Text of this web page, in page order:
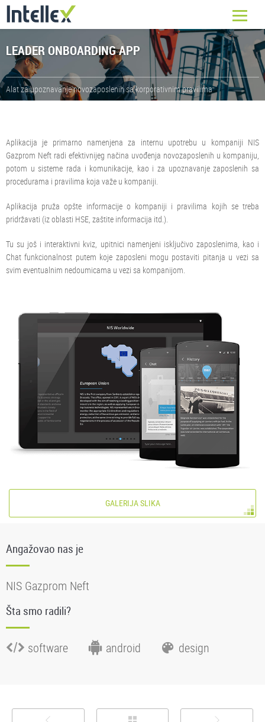
LEADER ONBOARDING APP
Alat za upoznavanje novozaposlenih sa korporativnim pravilima
Aplikacija je primarno namenjena za internu upotrebu u kompaniji NIS
Gazprom Neft radi efektivnijeg načina uvođenja novozaposlenih u kompaniju,
potom u sisteme rada i komunikacije, kao i za upoznavanje zaposlenih sa
procedurama i pravilima koja važe u kompaniji.
Aplikacija pruža opšte informacije o kompaniji i pravilima kojih se treba
pridržavati (iz oblasti HSE, zaštite informacija itd.).
Tu su još i interaktivni kviz, upitnici namenjeni isključivo zaposlenima, kao i
Chat funkcionalnost putem koje zaposleni mogu postaviti pitanja u vezi sa
svim eventualnim nedoumicama u vezi sa kompanijom.
GALERIJA SLIKA
Angažovao nas je
NIS Gazprom Neft
Šta smo radili?
software android design